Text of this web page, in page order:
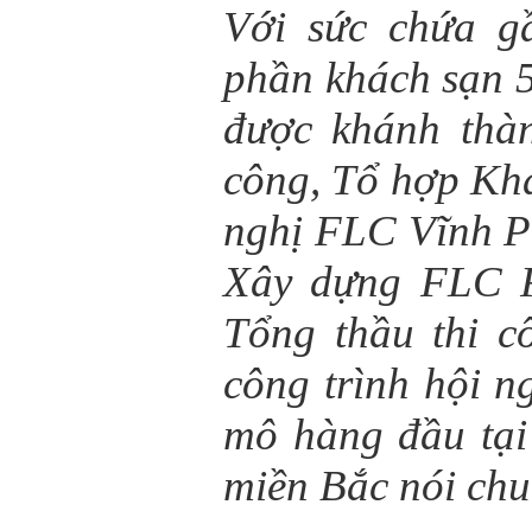
Với sức chứa
phần khách sạn
được khánh
công, Tổ hợp
nghị FLC Vĩnh
Xây dựng FLC
Tổng thầu thi
công trình hội
mô hàng đầu
miền Bắc nói